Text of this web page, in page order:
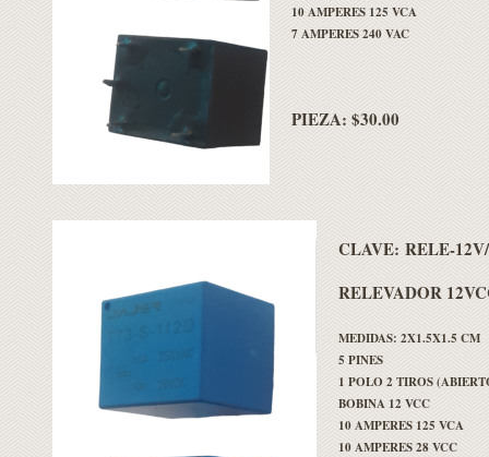
10 AMPERES 125 VCA
7 AMPERES 240 VAC
PIEZA: $30.00
CLAVE: RELE-
RELEVADOR
MEDIDAS: 2X1.5X1.5 CM
5 PINES
1 POLO 2 TIROS
BOBINA 12 VCC
10 AMPERES 125 VCA
10 AMPERES 28 VCC